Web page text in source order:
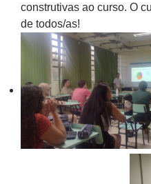
construtivas ao curso. O
de todos/as!